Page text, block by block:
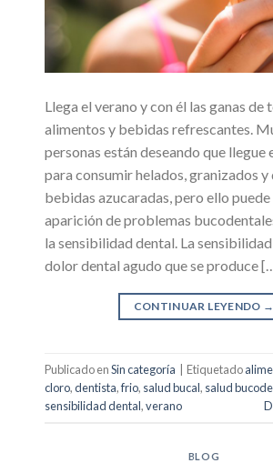
Llega el verano y con él las ganas de
alimentos y bebidas refrescantes.
personas están deseando que llegue
para consumir helados, granizados y
bebidas azucaradas, pero ello puede
aparición de problemas
la sensibilidad dental. La
dolor dental agudo que se produce
CONTINUAR LEYENDO →
Publicado enSin categoría Etiquetado
cloro,dentista,frio, salud bucal, salud
sensibilidad dental,verano
BLOG